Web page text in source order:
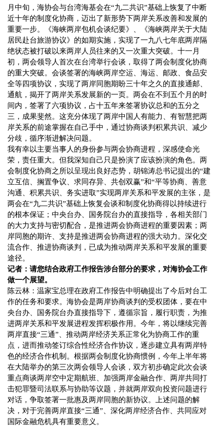
月中旬，海协会与台湾海基会在“九二共识”基础上恢复了中断
近十年的制度化协商，迈出了新形势下两岸关系改善和发展的
重要一步。《海峡两岸包机会谈纪要》、《海峡两岸关于大陆
居民赴台旅游协议》的如期实施，实现了一九八七年底两岸隔
绝状态被打破以来两岸人员往来的又一次重大突破。十一月
初，两会领导人首次在台湾举行会谈，取得了两会制度化协商
的重大突破。会谈签署的海峡两岸空运、海运、邮政、食品安
全等四项协议，实现了两岸同胞期盼三十年之久的直接通邮、
通航，揭开了两岸关系发展新的一页。两会在不到五个月的时
间内，签署了六项协议，占十五年来签署协议总和的五分之
三，成果斐然。这充分体现了两岸中国人有能力、有智慧把两
岸关系的前途掌握在自己手中，通过协商谈判积累共识、减少
分歧，循序渐进解决问题。
我有幸以主要当事人的身份参与两会协商进程，深感使命光
荣，责任重大。但我深知自己只是扮演了应该扮演的角色。两
会制度化协商之所以呈现出良好态势，胡锦涛总书记提出的“建
立互信、搁置争议、求同存异、共创双赢”和“平等协商、善意
沟通、积累共识、务实进取”实现两岸关系和平发展的主张，是
两会在“九二共识”基础上恢复会谈和制度化协商得以持续进行
的根本保证；中央台办、国务院台办的直接指导，各相关部门
的大力支持与密切配合，是推进两会协商进程的重要因素；两
岸同胞的期许、支持是推进两会协商进程的强大动力。深化交
流合作、推进协商谈判，已成为推动两岸关系和平发展的重要
途径。
记者：请您结合政府工作报告涉台部分的要求，对海协会工作
做一个展望。
陈云林：温家宝总理在政府工作报告中明确提出了今后对台工
作的任务和要求。海协会是两岸协商谈判的受权团体，要在中
央台办、国务院台办直接指导下，遵循宗旨，履行职责，为推
进两岸关系和平发展进程发挥积极作用。今年，将以继续完善
两岸直接“三通”、推动两岸经济关系正常化为协商工作的重
点，进而推动签订综合性经济合作协议，逐步建立具有两岸特
色的经济合作机制。根据两会制度化协商惯例，今年上半年将
在大陆举办的第三次两会领导人会谈，双方初步确定此次会谈
重点商谈两岸空中定期航班、加强两岸金融合作、两岸共同打
击犯罪暨司法联系与协助等议题，并就两岸双向投资问题进行
对话，争取签署一批惠及两岸同胞的新协议。上述问题的解
决，对于完善两岸直接“三通”、深化两岸经济合作、共同应对
国际金融危机具有重要意义。